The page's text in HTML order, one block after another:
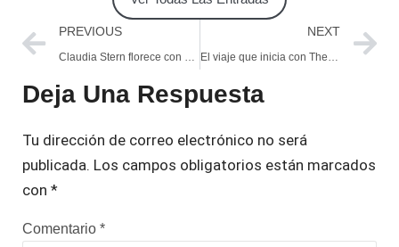
PREVIOUS
Claudia Stern florece con nuevo disco
NEXT
El viaje que inicia con The Red Belmont.
Deja Una Respuesta
Tu dirección de correo electrónico no será
publicada. Los campos obligatorios están marcados
con *
Comentario *